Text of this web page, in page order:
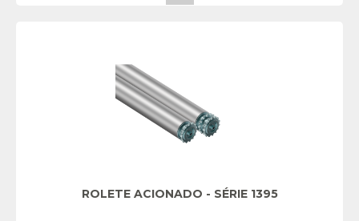
ROLETE ACIONADO - SÉRIE 1395